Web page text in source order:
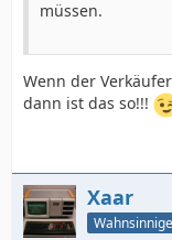
müssen.
Wenn der
dann ist das so!!!
Xaar